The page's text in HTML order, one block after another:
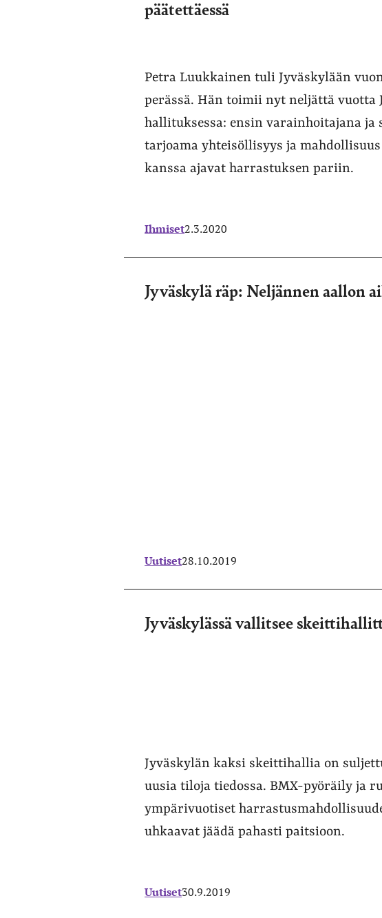
päätettäessä
Petra Luukkainen tuli Jyväskylään
perässä. Hän toimii nyt neljättä
hallituksessa: ensin varainhoitajana
tarjoama yhteisöllisyys ja
kanssa ajavat harrastuksen pariin.
Ihmiset2.3.2020
Jyväskylä räp: Neljännen aallon
Uutiset28.10.2019
Jyväskylässä vallitsee
Jyväskylän kaksi skeittihallia on
uusia tiloja tiedossa. BMX-pyöräily ja
ympärivuotiset
uhkaavat jäädä pahasti paitsioon.
Uutiset30.9.2019